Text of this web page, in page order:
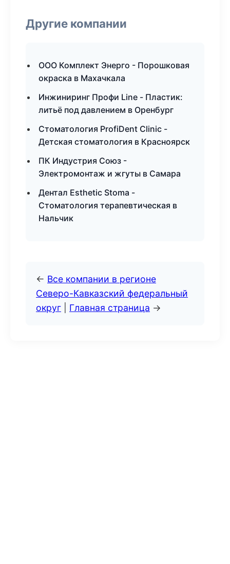
Другие компании
ООО Комплект Энерго - Порошковая
окраска в Махачкала
Инжиниринг Профи Line - Пластик:
литьё под давлением в Оренбург
Стоматология ProfiDent Clinic -
Детская стоматология в Красноярск
ПК Индустрия Союз -
Электромонтаж и жгуты в Самара
Дентал Esthetic Stoma -
Стоматология терапевтическая в
Нальчик
← Все компании в регионе
Северо-Кавказский федеральный
округ
Главная страница →